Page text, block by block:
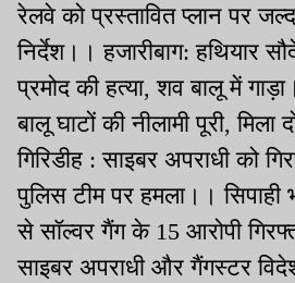
रेलवे को प्रस्तावित प्लान पर
निर्देश।। हजारीबाग: हथियार
प्रमोद की हत्या, शव बालू में
बालू घाटों की नीलामी पूरी, मिला
गिरिडीह : साइबर अपराधी को
पुलिस टीम पर हमला।। सिपाही
से सॉल्वर गैंग के 15 आरोपी
साइबर अपराधी और गैंगस्टर